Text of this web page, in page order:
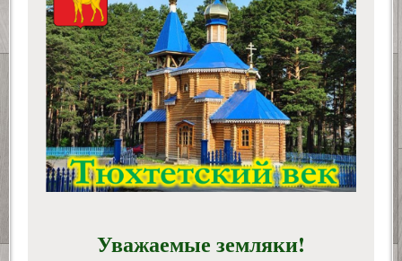
Уважаемые земляки!